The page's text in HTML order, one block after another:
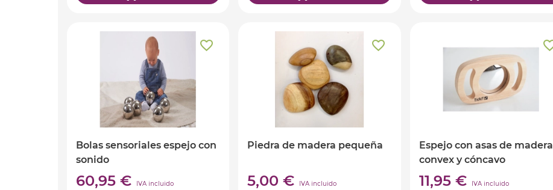
Bolas sensoriales espejo con
sonido
60,95 € IVA incluido
Piedra de madera pequeña
5,00 € IVA incluido
Espejo con asas de madera
convex y cóncavo
11,95 € IVA incluido